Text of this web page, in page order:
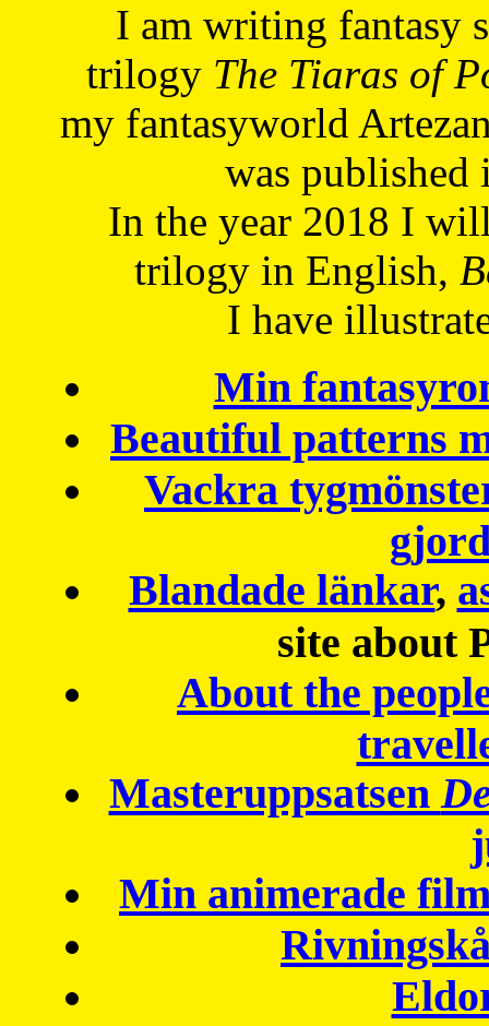
I am writing fantasy
trilogy The Tiaras of
my fantasyworld
was published
In the year 2018 I
trilogy in English,
I have
Min
Beautiful patterns
Vackra
Blandade länkar,
site about
About the
Masteruppsatsen
Min animerade